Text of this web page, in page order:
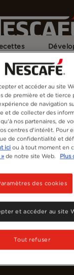
et accéder au site
de première et de tierce
de navigation
et de collecter des
nos partenaires, de
centres d'intérêt. Pour
de confidentialité et
ici ou à tout moment en
de notre site Web. Plus
des cookies
Tout refuser
et accéder au site